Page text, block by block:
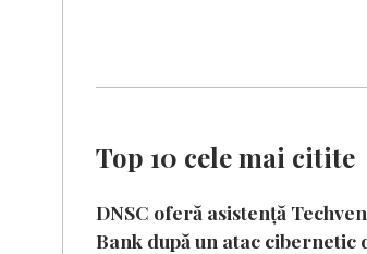
Top 10 cele mai citite
DNSC oferă asistență
Bank după un atac cibernetic